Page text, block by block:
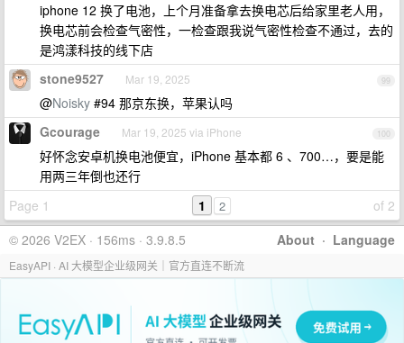
iphone 12 换了电池，上个月准备拿去换电芯后给家里老人用，
换电芯前会检查气密性，一检查跟我说气密性检查不通过，去的
是鸿漾科技的线下店
99
stone9527 Mar 19, 2025
@Noisky #94 那京东换，苹果认吗
100
Gcourage Mar 19, 2025 via iPhone
好怀念安卓机换电池便宜，iPhone 基本都 6 、700…，要是能
用两三年倒也还行
Page 1
of 2
1 2
About · Language
© 2026 V2EX · 156ms · 3.9.8.5
EasyAPI · AI 大模型企业级网关｜官方直连不断流